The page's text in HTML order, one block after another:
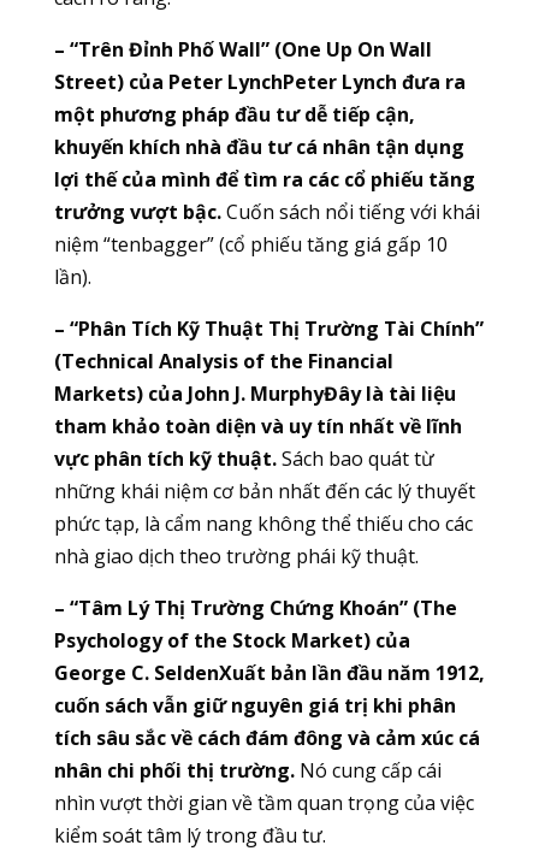
– “Trên Đỉnh Phố Wall” (One Up On Wall
Street) của Peter LynchPeter Lynch đưa ra
một phương pháp đầu tư dễ tiếp cận,
khuyến khích nhà đầu tư cá nhân tận dụng
lợi thế của mình để tìm ra các cổ phiếu tăng
trưởng vượt bậc.Cuốn sách nổi tiếng với khái
niệm “tenbagger” (cổ phiếu tăng giá gấp 10
lần).
– “Phân Tích Kỹ Thuật Thị Trường Tài Chính”
(Technical Analysis of the Financial
Markets) của John J. MurphyĐây là tài liệu
tham khảo toàn diện và uy tín nhất về lĩnh
vực phân tích kỹ thuật.Sách bao quát từ
những khái niệm cơ bản nhất đến các lý thuyết
phức tạp, là cẩm nang không thể thiếu cho các
nhà giao dịch theo trường phái kỹ thuật.
– “Tâm Lý Thị Trường Chứng Khoán” (The
Psychology of the Stock Market) của
George C. SeldenXuất bản lần đầu năm 1912,
cuốn sách vẫn giữ nguyên giá trị khi phân
tích sâu sắc về cách đám đông và cảm xúc cá
nhân chi phối thị trường.Nó cung cấp cái
nhìn vượt thời gian về tầm quan trọng của việc
kiểm soát tâm lý trong đầu tư.